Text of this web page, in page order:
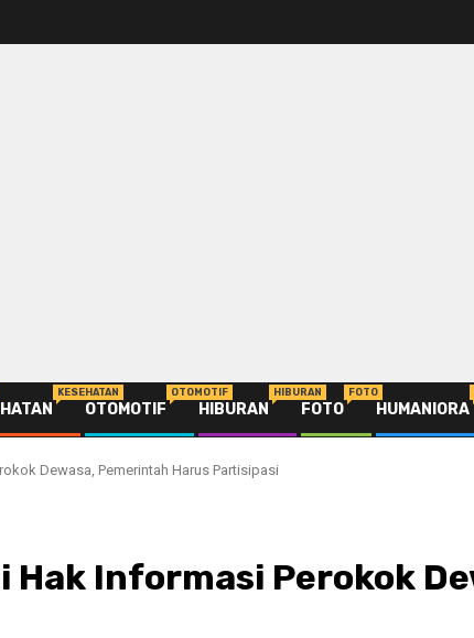
KESEHATAN
OTOMOTIF
OTOMOTIF
HIBURAN
HIBURAN
FOTO
FOTO
HUMANIORA
Dewasa, Pemerintah Harus Partisipasi
Hak Informasi Perokok